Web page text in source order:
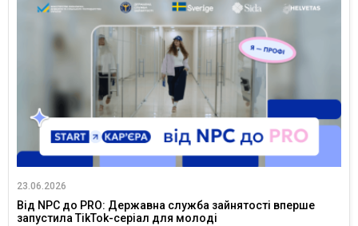
23.06.2026
Від NPC до PRO: Державна служба зайнятості вперше
запустила TikTok-серіал для молоді